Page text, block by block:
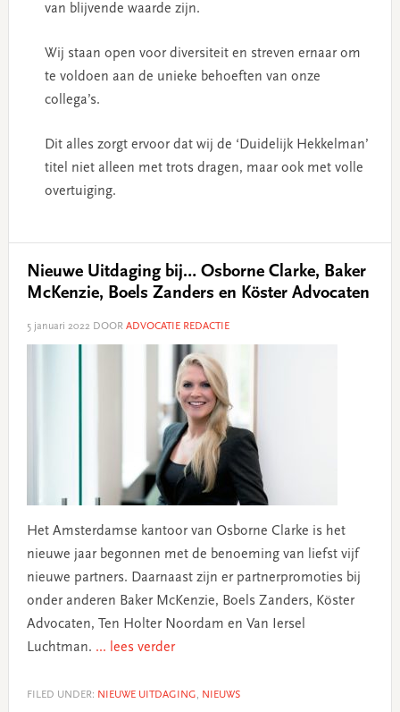
van blijvende waarde zijn.
Wij staan open voor diversiteit en streven ernaar om
te voldoen aan de unieke behoeften van onze
collega’s.
Dit alles zorgt ervoor dat wij de ‘Duidelijk Hekkelman’
titel niet alleen met trots dragen, maar ook met volle
overtuiging.
Nieuwe Uitdaging bij… Osborne Clarke, Baker
McKenzie, Boels Zanders en Köster Advocaten
5 januari 2022DOOR ADVOCATIE REDACTIE
Het Amsterdamse kantoor van Osborne Clarke is het
nieuwe jaar begonnen met de benoeming van liefst vijf
nieuwe partners. Daarnaast zijn er partnerpromoties bij
onder anderen Baker McKenzie, Boels Zanders, Köster
Advocaten, Ten Holter Noordam en Van Iersel
Luchtman. ... lees verder
FILED UNDER: NIEUWE UITDAGING, NIEUWS